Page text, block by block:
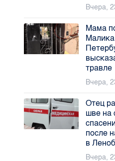
Вчера,
Мама
травле
Вчера,
Отец
шве на
после
в
Вчера,